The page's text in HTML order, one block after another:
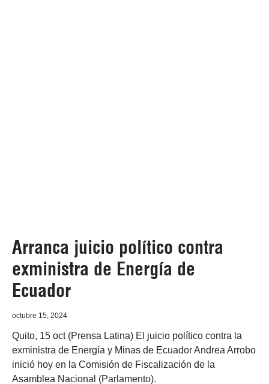
Arranca juicio político contra
exministra de Energía de
Ecuador
octubre 15, 2024
Quito, 15 oct (Prensa Latina) El juicio político contra la
exministra de Energía y Minas de Ecuador Andrea Arrobo
inició hoy en la Comisión de Fiscalización de la
Asamblea Nacional (Parlamento).